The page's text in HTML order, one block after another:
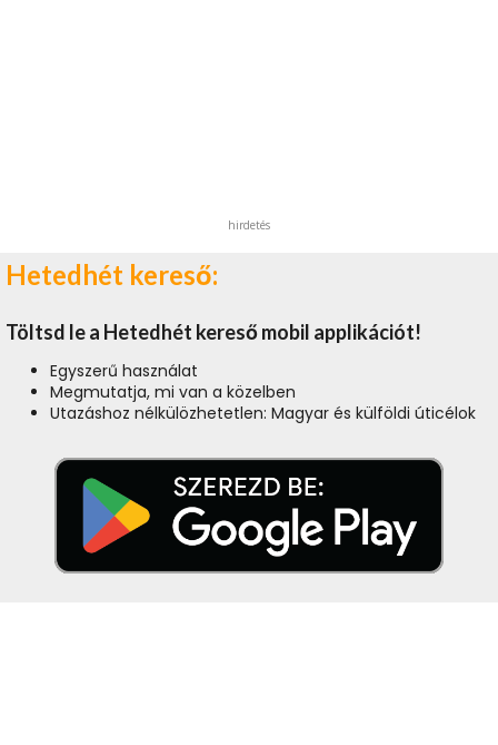
hirdetés
Hetedhét kereső:
Töltsd le a Hetedhét kereső mobil applikációt!
Egyszerű használat
Megmutatja, mi van a közelben
Utazáshoz nélkülözhetetlen: Magyar és külföldi úticélok